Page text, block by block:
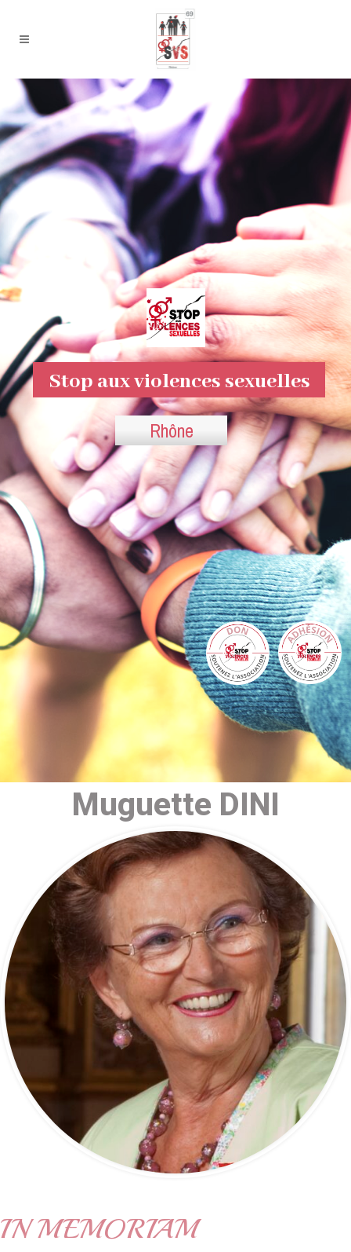
Rhône
Stop aux violences sexuelles
Muguette DINI
IN MEMORIAM